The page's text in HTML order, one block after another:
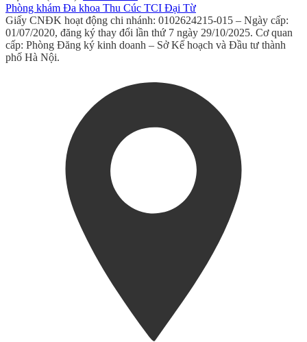
Phòng khám Đa khoa Thu Cúc TCI Đại Từ
Giấy CNĐK hoạt động chi nhánh: 0102624215-015 – Ngày cấp:
01/07/2020, đăng ký thay đổi lần thứ 7 ngày 29/10/2025. Cơ quan
cấp: Phòng Đăng ký kinh doanh – Sở Kế hoạch và Đầu tư thành
phố Hà Nội.